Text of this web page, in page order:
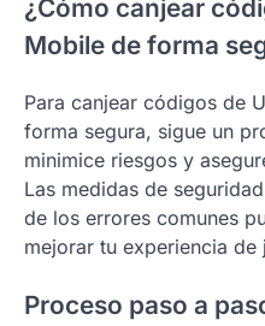
¿Cómo canjear
Mobile de forma
Para canjear códigos de
forma segura, sigue un
minimice riesgos y
Las medidas de
de los errores comunes
mejorar tu experiencia de
Proceso paso a